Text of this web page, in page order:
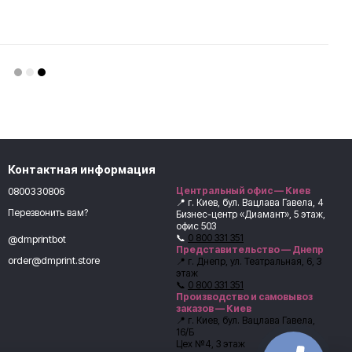
Контактная информация
0800330806
Перезвонить вам?
@dmprintbot
order@dmprint.store
Центральный офис — Киев
📍 г. Киев, бул. Вацлава Гавела, 4
Бизнес-центр «Диамант», 5 этаж,
офис 503
📞 0 800 331 351
Представительство — Днепр
📍 г. Днепр, ул. Театральная, 6, 3
этаж
📞 0 800 331 351
Производство и самовывоз
заказов — Киев
📍 г. Киев, бул. Вацлава Гавела,
16/Б
Цех №4, 3 этаж